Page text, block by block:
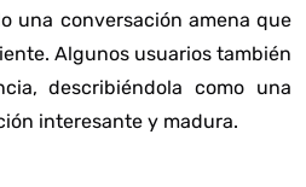
una conversación amena que
Algunos usuarios también
describiéndola como una
interesante y madura.